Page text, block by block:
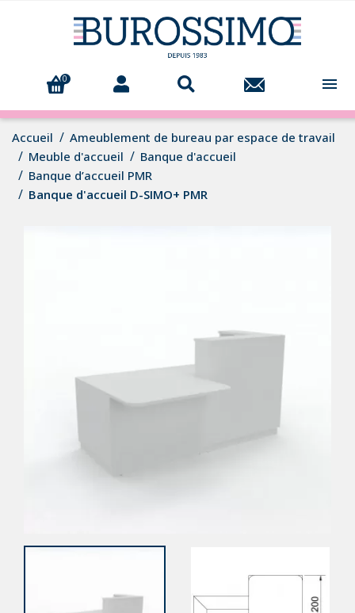
0 
Accueil
Ameublement de bureau par espace de travail
Meuble d'accueil
Banque d'accueil
Banque d’accueil PMR
Banque d'accueil D-SIMO+ PMR